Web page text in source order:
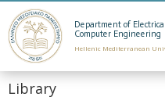
Department of
Computer Engineering
Hellenic Mediterranean
Library